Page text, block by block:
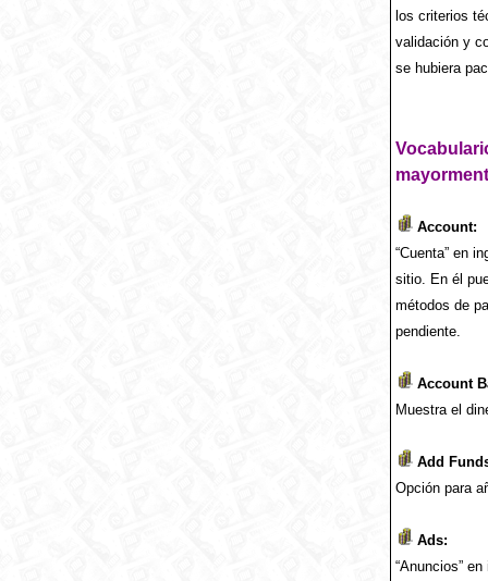
los criterios
validación y
se hubiera
Account:
“Cuenta” en
sitio. En él
métodos de
pendiente.
Account
Muestra el
Add
Opción para
Ads:
“Anuncios”